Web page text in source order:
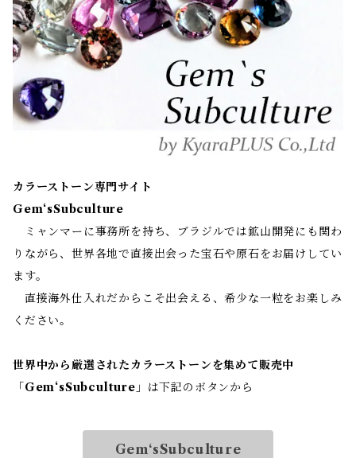
カラーストーン専門サイト
Gem‘sSubculture
ミャンマーに事務所を持ち、ブラジルでは鉱山開発にも関わ
りながら、世界各地で直接出会った宝石や原石をお届けしてい
ます。
直接海外仕入れだからこそ出会える、希少な一粒をお楽しみ
ください。
世界中から厳選されたカラーストーンを集めて販売中
「Gem‘sSubculture 」は下記のボタンから
Gem‘sSubculture